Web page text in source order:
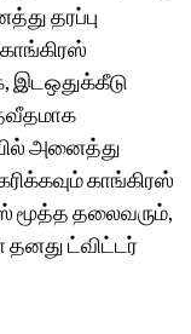
தரப்பு
இடஒதுக்கீடு
அனைத்து
காங்கிரஸ்
மூத்த தலைவரும்,
ட்விட்டர்